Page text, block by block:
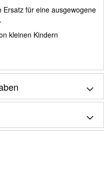
für eine ausgewogene
kleinen Kindern